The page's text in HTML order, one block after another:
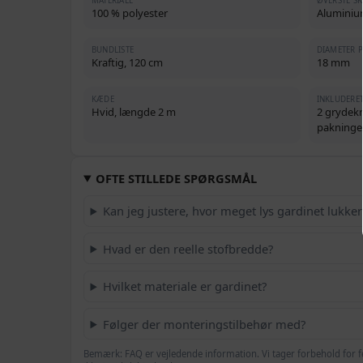
100 % polyester
BUNDLISTE
Kraftig, 120 cm
DIAMETER
18 mm
KÆDE
Hvid, længde 2 m
2
OFTE STILLEDE SPØRGSMÅL
Kan jeg justere, hvor meget lys gardinet
Hvad er den reelle stofbredde?
Hvilket materiale er gardinet?
Følger der monteringstilbehør med?
Bemærk: FAQ er vejledende information. Vi tager forbehold for